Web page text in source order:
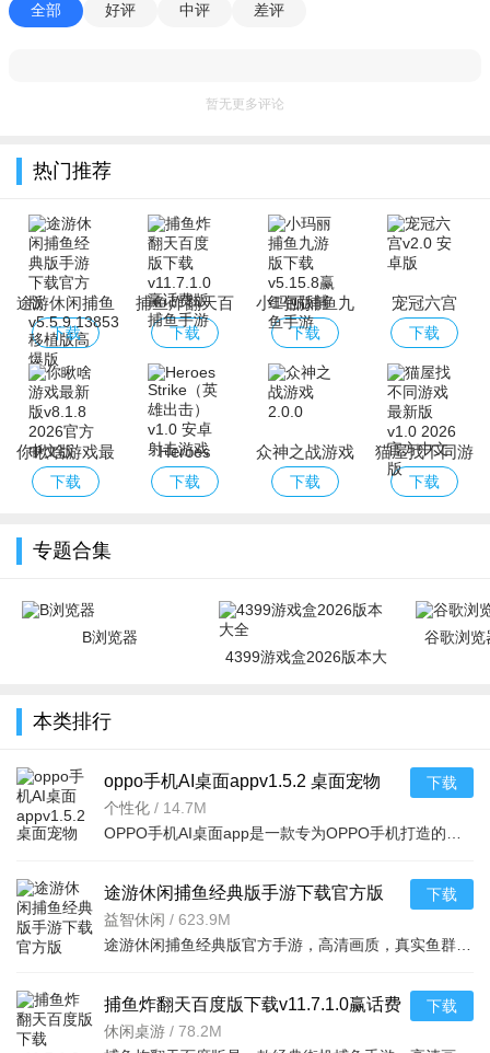
全部 好评 中评 差评
暂无更多评论
热门推荐
途游休闲捕鱼
经典版手游下
载官方版
下载
捕鱼炸翻天百
度版下载
下载
小玛丽捕鱼九
游版下载
下载
宠冠六宫
下载
你瞅啥游戏最
新版
下载
Heroes
Strike（英雄
下载
众神之战游戏
下载
猫屋找不同游
戏最新版
下载
专题合集
B浏览器
4399游戏盒2026版本大
谷歌浏览
本类排行
oppo手机AI桌面appv1.5.2 桌面宠物
个性化 / 14.7M
下载
途游休闲捕鱼经典版手游下载官方版
v5.5.9.13853移植版高爆版
益智休闲 / 623.9M
下载
捕鱼炸翻天百度版下载v11.7.1.0赢话费
版捕鱼手游
休闲桌游 / 78.2M
下载